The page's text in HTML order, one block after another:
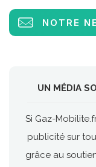
NOTRE
UN MÉDIA
Si Gaz-
publicité sur
grâce au